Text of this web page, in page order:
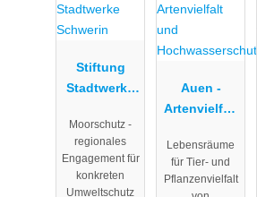
Stiftung
Stadtwerke
Moorschutz -
regionales
Engagement für
konkreten
Umweltschutz
Auen -
Artenvielfalt
Hochwasser
schutz
Lebensräume
für Tier- und
Pflanzenvielfalt